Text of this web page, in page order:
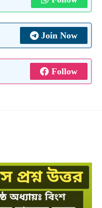
Join Now
Follow